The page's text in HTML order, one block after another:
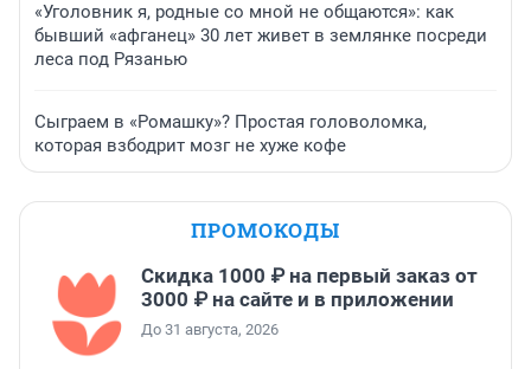
«Уголовник я, родные со мной не общаются»: как
бывший «афганец» 30 лет живет в землянке посреди
леса под Рязанью
Сыграем в «Ромашку»? Простая головоломка,
которая взбодрит мозг не хуже кофе
ПРОМОКОДЫ
Скидка 1000 ₽ на первый заказ от
3000 ₽ на сайте и в приложении
До 31 августа, 2026